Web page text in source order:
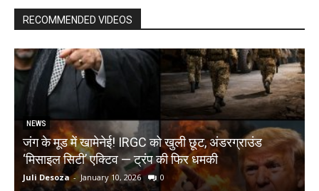
RECOMMENDED VIDEOS
NEWS
जंग के मूड में खामेनेई! IRGC को खुली छूट, अंडरग्राउंड
‘मिसाइल सिटी’ एक्टिव — ट्रंप की फिर धमकी
Juli Desoza - January 10, 2026 0